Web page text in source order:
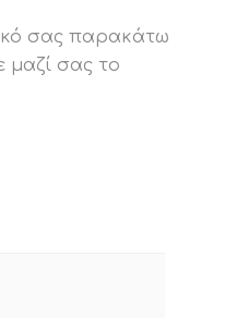
σας παρακάτω
μαζί σας το